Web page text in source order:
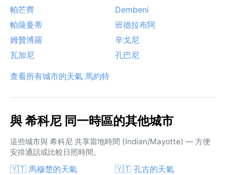
帕芒齊
Dembeni
帕薩曼蒂
班德拉布阿
姆贊博羅
辛戈尼
瓦加尼
孔巴尼
查看所有城市的天氣 馬約特
與 希科尼 同一時區的其他城市
這些城市與 希科尼 共享當地時間 (Indian/Mayotte) — 方便
安排通話或比較日照時間。
🇾🇹 馬穆楚的天氣 🇾🇹 孔古的天氣